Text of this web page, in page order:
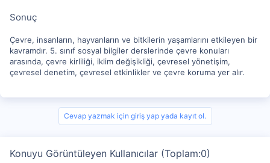
Sonuç
Çevre, insanların, hayvanların ve bitkilerin yaşamlarını etkileyen bir
kavramdır. 5. sınıf sosyal bilgiler derslerinde çevre konuları
arasında, çevre kirliliği, iklim değişikliği, çevresel yönetişim,
çevresel denetim, çevresel etkinlikler ve çevre koruma yer alır.
Cevap yazmak için giriş yap yada kayıt ol.
Konuyu Görüntüleyen Kullanıcılar (Toplam:0)